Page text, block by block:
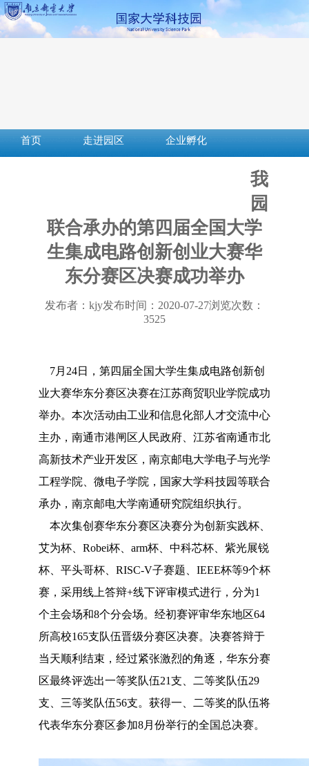
首页 走进园区
企业孵化
我
园
联合承办的第四届全国大学
生集成电路创新创业大赛华
东分赛区决赛成功举办
发布者：kjy发布时间：2020-07-27浏览次数：
3525
7月24日，第四届全国大学生集成电路创新创
业大赛华东分赛区决赛在江苏商贸职业学院成功
举办。本次活动由工业和信息化部人才交流中心
主办，南通市港闸区人民政府、江苏省南通市北
高新技术产业开发区，南京邮电大学电子与光学
工程学院、微电子学院，国家大学科技园等联合
承办，南京邮电大学南通研究院组织执行。
本次集创赛华东分赛区决赛分为创新实践杯、
艾为杯、Robei杯、arm杯、中科芯杯、紫光展锐
杯、平头哥杯、RISC-V子赛题、IEEE杯等9个杯
赛，采用线上答辩+线下评审模式进行，分为1
个主会场和8个分会场。经初赛评审华东地区64
所高校165支队伍晋级分赛区决赛。决赛答辩于
当天顺利结束，经过紧张激烈的角逐，华东分赛
区最终评选出一等奖队伍21支、二等奖队伍29
支、三等奖队伍56支。获得一、二等奖的队伍将
代表华东分赛区参加8月份举行的全国总决赛。